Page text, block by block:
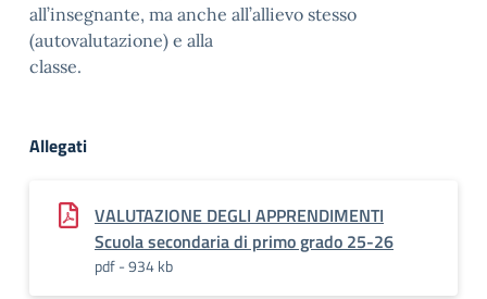
all’insegnante, ma anche all’allievo stesso
(autovalutazione) e alla
classe.
Allegati
VALUTAZIONE DEGLI APPRENDIMENTI
Scuola secondaria di primo grado 25-26
pdf - 934 kb